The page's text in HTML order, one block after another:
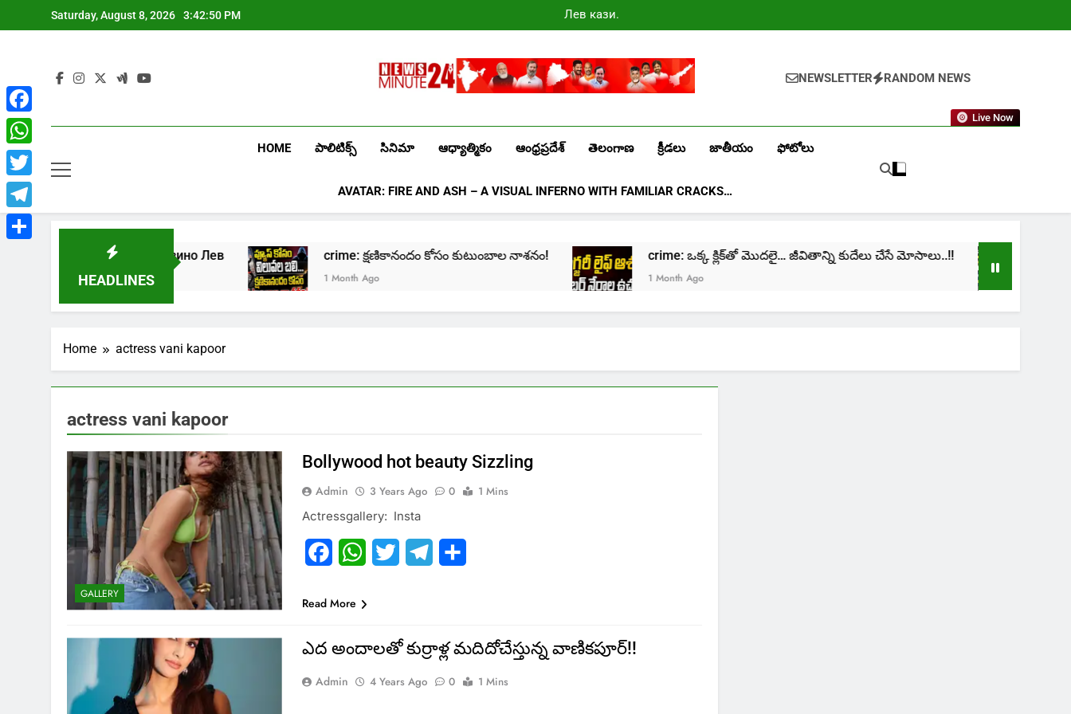
to
Saturday, August 8, 2026 3:42:50 PM
Лев казино
промокоды
Newsminute24
NEWSLETTER RANDOM NEWS
Live Now
HOME పాలిటిక్స్ సినిమా ఆధ్యాత్మికం ఆంధ్రప్రదేశ్ తెలంగాణ క్రీడలు జాతీయం ఫోటోలు
AVATAR: FIRE AND ASH – A VISUAL INFERNO WITH FAMILIAR CRACKS…
HEADLINES
Играть в онлайн казино Лев
1 Week Ago
crime: క్షణికానందం కోసం కుటుంబాల నాశనం!
1 Month Ago
crime: ఒక్క క్లిక్‌తో మొదలై… జీవితాన్ని కుదేలు చేసే మోసాలు..!!
1 Month Ago
Home actress vani kapoor
actress vani kapoor
GALLERY
Bollywood hot beauty Sizzling
Admin 3 Years Ago 0
1 Mins
Actressgallery: Insta
FacebookWhatsApp
Twitter Telegram
Read More
ఎద అందాలతో కుర్రాళ్ల మదిదోచేస్తున్న వాణికపూర్!!
Admin 4 Years Ago 0 1 Mins
Facebook
WhatsApp
Twitter
Telegram